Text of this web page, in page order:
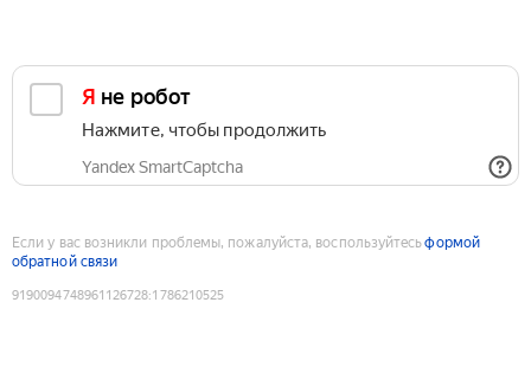
Я не робот
Нажмите, чтобы продолжить
Yandex SmartCaptcha
Если у вас возникли проблемы, пожалуйста, воспользуйтесьформой
обратной связи
9190094748961126728:1786210525